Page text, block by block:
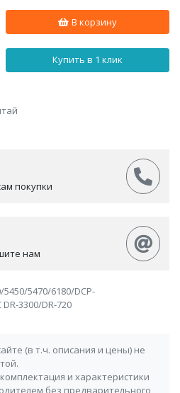
В корзину
Купить в 1 клик
покупки
нам
5470/6180/DCP-
3300/DR-720
(в т.ч. описания и цены) не
и характеристики
без предварительного